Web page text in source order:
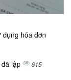
dụng hóa đơn
lập 615